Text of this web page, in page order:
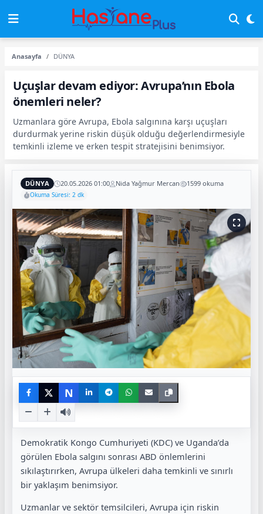
Anasayfa DÜNYA
Uçuşlar devam ediyor: Avrupa’nın Ebola
önemleri neler?
Uzmanlara göre Avrupa, Ebola salgınına karşı uçuşları
durdurmak yerine riskin düşük olduğu değerlendirmesiyle
temkinli izleme ve erken tespit stratejisini benimsiyor.
DÜNYA 20.05.2026 01:00 Nida Yağmur Mercan 1599 okuma
Okuma Süresi: 2 dk
N
Demokratik Kongo Cumhuriyeti (KDC) ve Uganda’da
görülen Ebola salgını sonrası ABD önlemlerini
sıkılaştırırken, Avrupa ülkeleri daha temkinli ve sınırlı
bir yaklaşım benimsiyor.
Uzmanlar ve sektör temsilcileri, Avrupa için riskin